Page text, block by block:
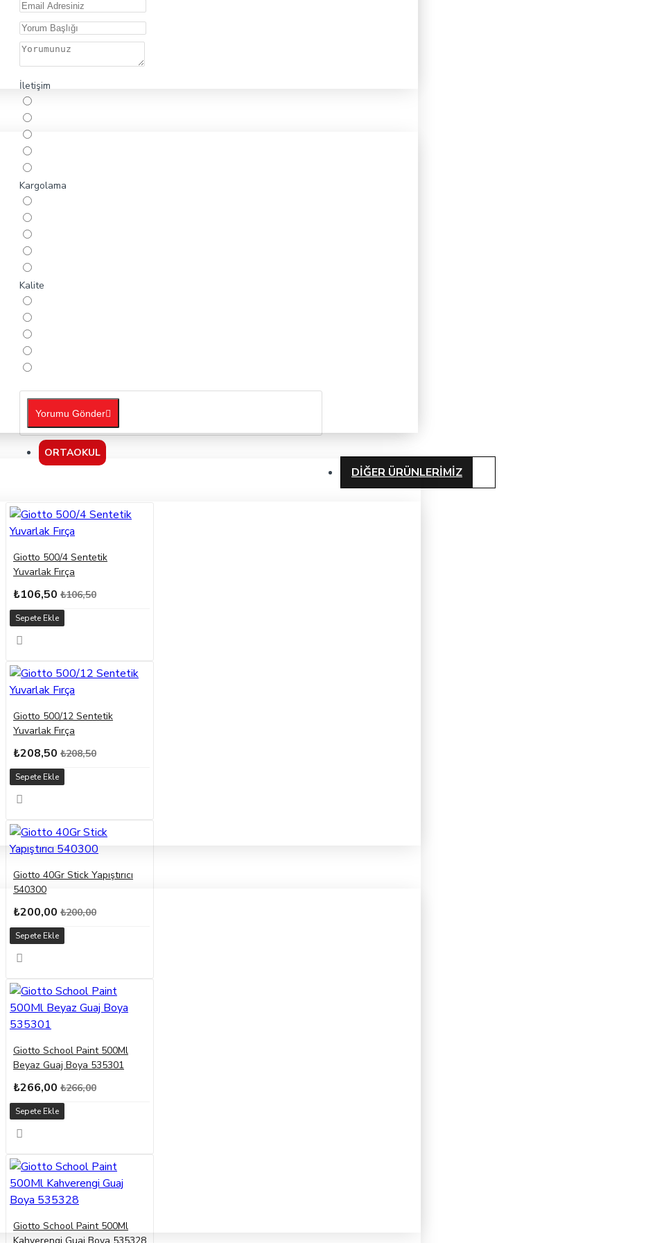
ORTAOKUL
İletişim
Kargolama
Kalite
Yorumu Gönder
DIĞER ÜRÜNLERIMIZ
Giotto 500/4 Sentetik
Yuvarlak Fırça
₺106,50 ₺106,50
Sepete Ekle
Giotto 500/12 Sentetik
Yuvarlak Fırça
₺208,50 ₺208,50
Sepete Ekle
Giotto 40Gr Stick Yapıştırıcı
540300
₺200,00 ₺200,00
Sepete Ekle
Giotto School Paint 500Ml
Beyaz Guaj Boya 535301
₺266,00 ₺266,00
Sepete Ekle
Giotto School Paint 500Ml